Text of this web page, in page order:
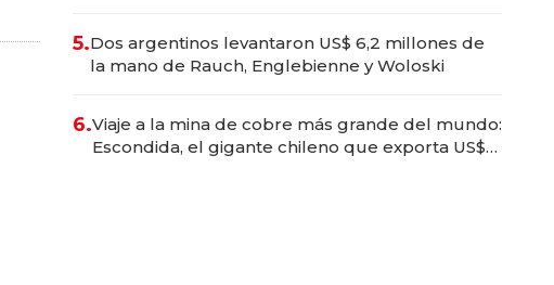
5.Dos argentinos levantaron US$ 6,2 millones de
la mano de Rauch, Englebienne y Woloski
6.Viaje a la mina de cobre más grande del mundo:
Escondida, el gigante chileno que exporta US$